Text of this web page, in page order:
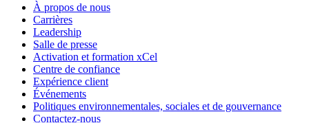
À propos de nous
Carrières
Leadership
Salle de presse
Activation et formation xCel
Centre de confiance
Expérience client
Événements
Politiques environnementales, sociales et de gouvernance
Contactez-nous